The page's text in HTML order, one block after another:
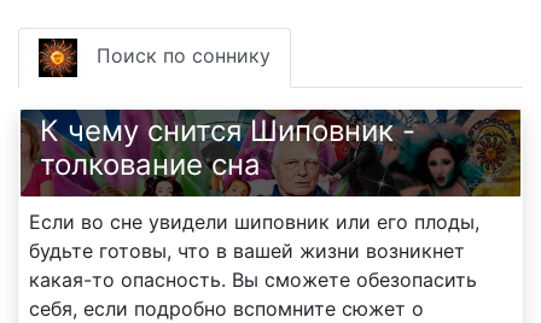
Поиск по соннику
К чему снится Шиповник -
толкование сна
Если во сне увидели шиповник или его плоды,
будьте готовы, что в вашей жизни возникнет
какая-то опасность. Вы сможете обезопасить
себя, если подробно вспомните сюжет о